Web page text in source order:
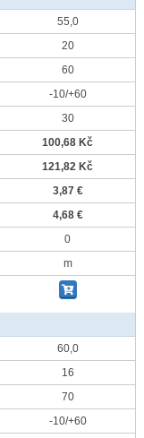
55,0
20
60
-10/+60
30
100,68 Kč
121,82 Kč
3,87 €
4,68 €
0
m
60,0
16
70
-10/+60